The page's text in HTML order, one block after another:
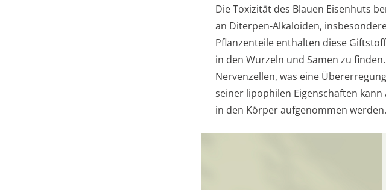
Die Toxizität des Blauen Eisenhuts
an Diterpen-Alkaloiden,
Pflanzenteile enthalten diese
in den Wurzeln und Samen zu
Nervenzellen, was eine
seiner lipophilen Eigenschaften
in den Körper aufgenommen werden.